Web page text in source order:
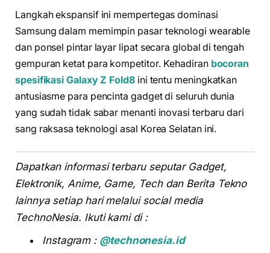
Langkah ekspansif ini mempertegas dominasi
Samsung dalam memimpin pasar teknologi wearable
dan ponsel pintar layar lipat secara global di tengah
gempuran ketat para kompetitor. Kehadiran bocoran
spesifikasi Galaxy Z Fold8ini tentu meningkatkan
antusiasme para pencinta gadget di seluruh dunia
yang sudah tidak sabar menanti inovasi terbaru dari
sang raksasa teknologi asal Korea Selatan ini.
Dapatkan informasi terbaru seputar Gadget,
Elektronik, Anime, Game, Tech dan Berita Tekno
lainnya setiap hari melalui social media
TechnoNesia. Ikuti kami di :
Instagram : @technonesia.id